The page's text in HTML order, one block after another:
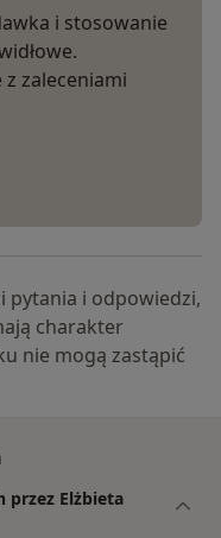
i stosowanie
zaleceniami
pytania i odpowiedzi,
charakter
nie mogą zastąpić
przez Elżbieta